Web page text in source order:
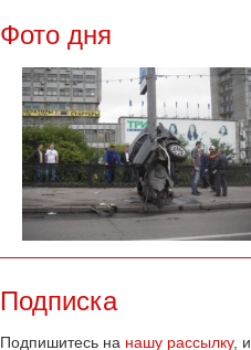
Фото дня
Подписка
Подпишитесь на нашу рассылку, и